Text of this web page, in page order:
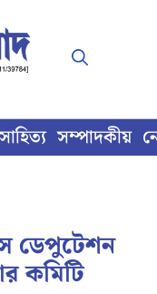
সাহিত্য সম্পাদকীয়
ডেপুটেশন
কমিটি